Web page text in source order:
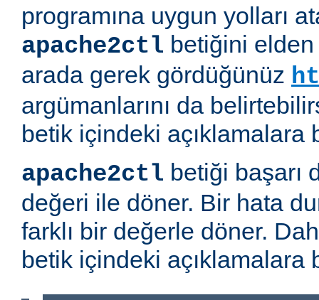
programına uygun yolları
apache2ctl betiğini
arada gerek gördüğünüz
argümanlarını da
betik içindeki açıklamalara
apache2ctl betiği başarı
değeri ile döner. Bir hata
farklı bir değerle döner.
betik içindeki açıklamalara